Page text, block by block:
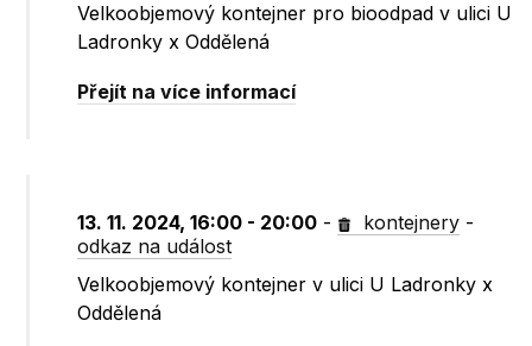
Velkoobjemový kontejner pro bioodpad v ulici U
Ladronky x Oddělená
Přejít na více informací
13. 11. 2024, 16:00 - 20:00 - kontejnery -
odkaz na událost
Velkoobjemový kontejner v ulici U Ladronky x
Oddělená